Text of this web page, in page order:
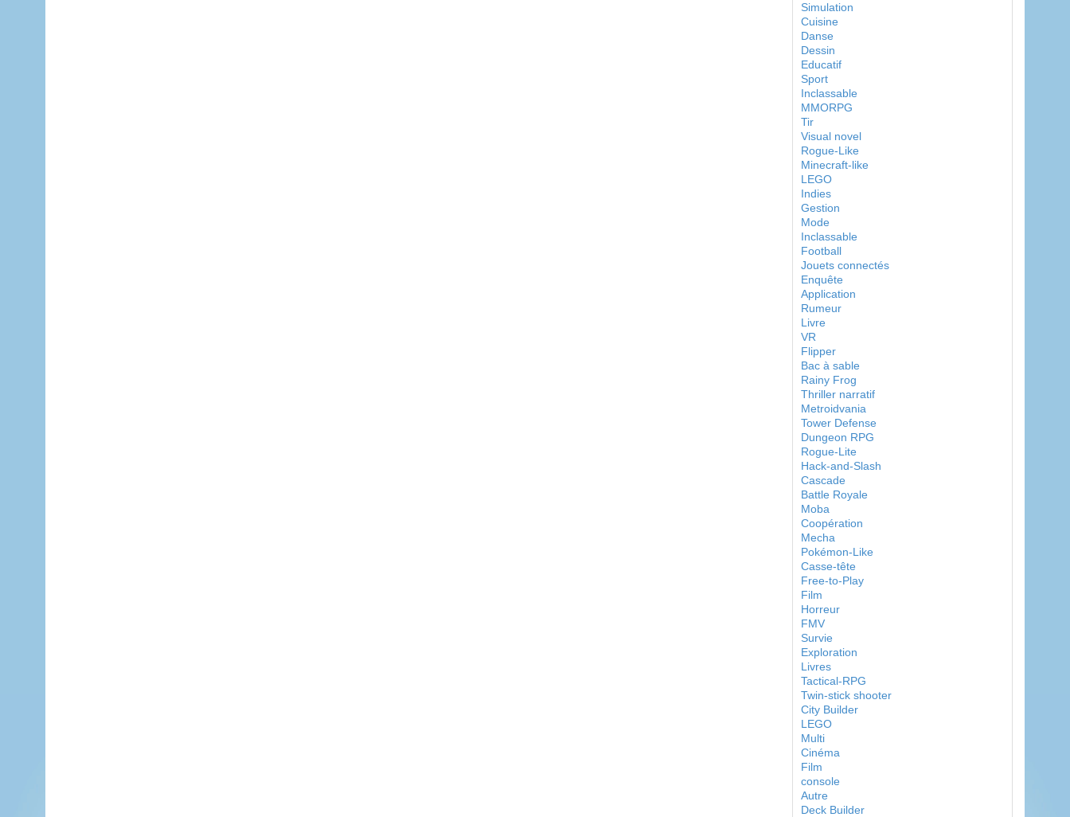
Simulation
Cuisine
Danse
Dessin
Educatif
Sport
Inclassable
MMORPG
Tir
Visual novel
Rogue-Like
Minecraft-like
LEGO
Indies
Gestion
Mode
Inclassable
Football
Jouets connectés
Enquête
Application
Rumeur
Livre
VR
Flipper
Bac à sable
Rainy Frog
Thriller narratif
Metroidvania
Tower Defense
Dungeon RPG
Rogue-Lite
Hack-and-Slash
Cascade
Battle Royale
Moba
Coopération
Mecha
Pokémon-Like
Casse-tête
Free-to-Play
Film
Horreur
FMV
Survie
Exploration
Livres
Tactical-RPG
Twin-stick shooter
City Builder
LEGO
Multi
Cinéma
Film
console
Autre
Deck Builder